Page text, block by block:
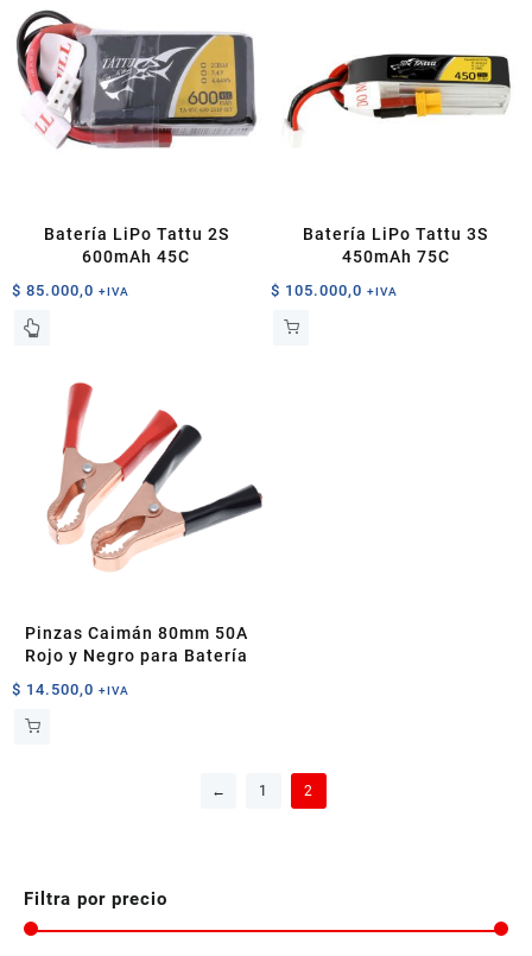
Batería LiPo Tattu 2S
600mAh 45C
$ 85.000,0 +IVA
Batería LiPo Tattu 3S
450mAh 75C
$ 105.000,0 +IVA
Pinzas Caimán 80mm 50A
Rojo y Negro para Batería
$ 14.500,0 +IVA
← 1 2
Filtra por precio